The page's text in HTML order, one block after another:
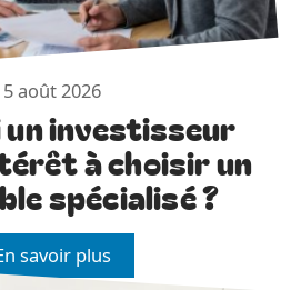
5 août 2026
un investisseur
à choisir un
spécialisé ?
savoir plus